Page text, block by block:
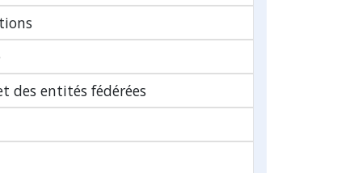
des entités fédérées